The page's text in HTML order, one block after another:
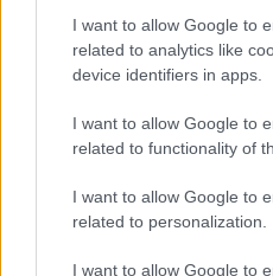
I want to allow Google to
related to analytics like
device identifiers in apps.
I want to allow Google to
related to functionality of
I want to allow Google to
related to personalization.
I want to allow Google to
La diffusione di queste
panorama immobiliare più
nuove costruzioni e la
usato
hanno reso la
importante del mercato.
attirano chi dispone di
pronto a investire tempo